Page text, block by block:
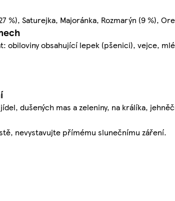
%), Saturejka, Majoránka, Rozmarýn (9 %),
obiloviny obsahující lepek (pšenici), vejce,
dušených mas a zeleniny, na králíka,
nevystavujte přímému slunečnímu záření.